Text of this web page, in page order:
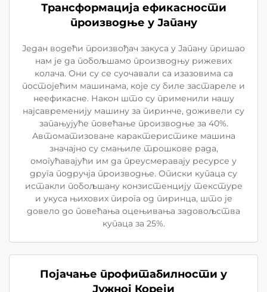
Трансформација ефикасности
производње у Јапану
Један водећи произвођач закуса у Јапану пришао
нам је да побољшамо производњу рижевих
колача. Они су се суочавали са изазовима са
постојећим машинама, које су биле застареле и
неефикасне. Након што су применили нашу
најсавременију машину за пиринче, доживели су
запањујуће повећање производње за 40%.
Автоматизоване карактеристике машина
значајно су смањиле трошкове рада,
омогућавајући им да преусмеравају ресурсе у
друга подручја производње. Описки купаца су
истакли побољшану конзистенцију текстуре
и укуса њихових пирога од пиринца, што је
довело до повећања оцењивања задовољства
купаца за 25%.
Појачање профитабилности у
Јужној Кореји